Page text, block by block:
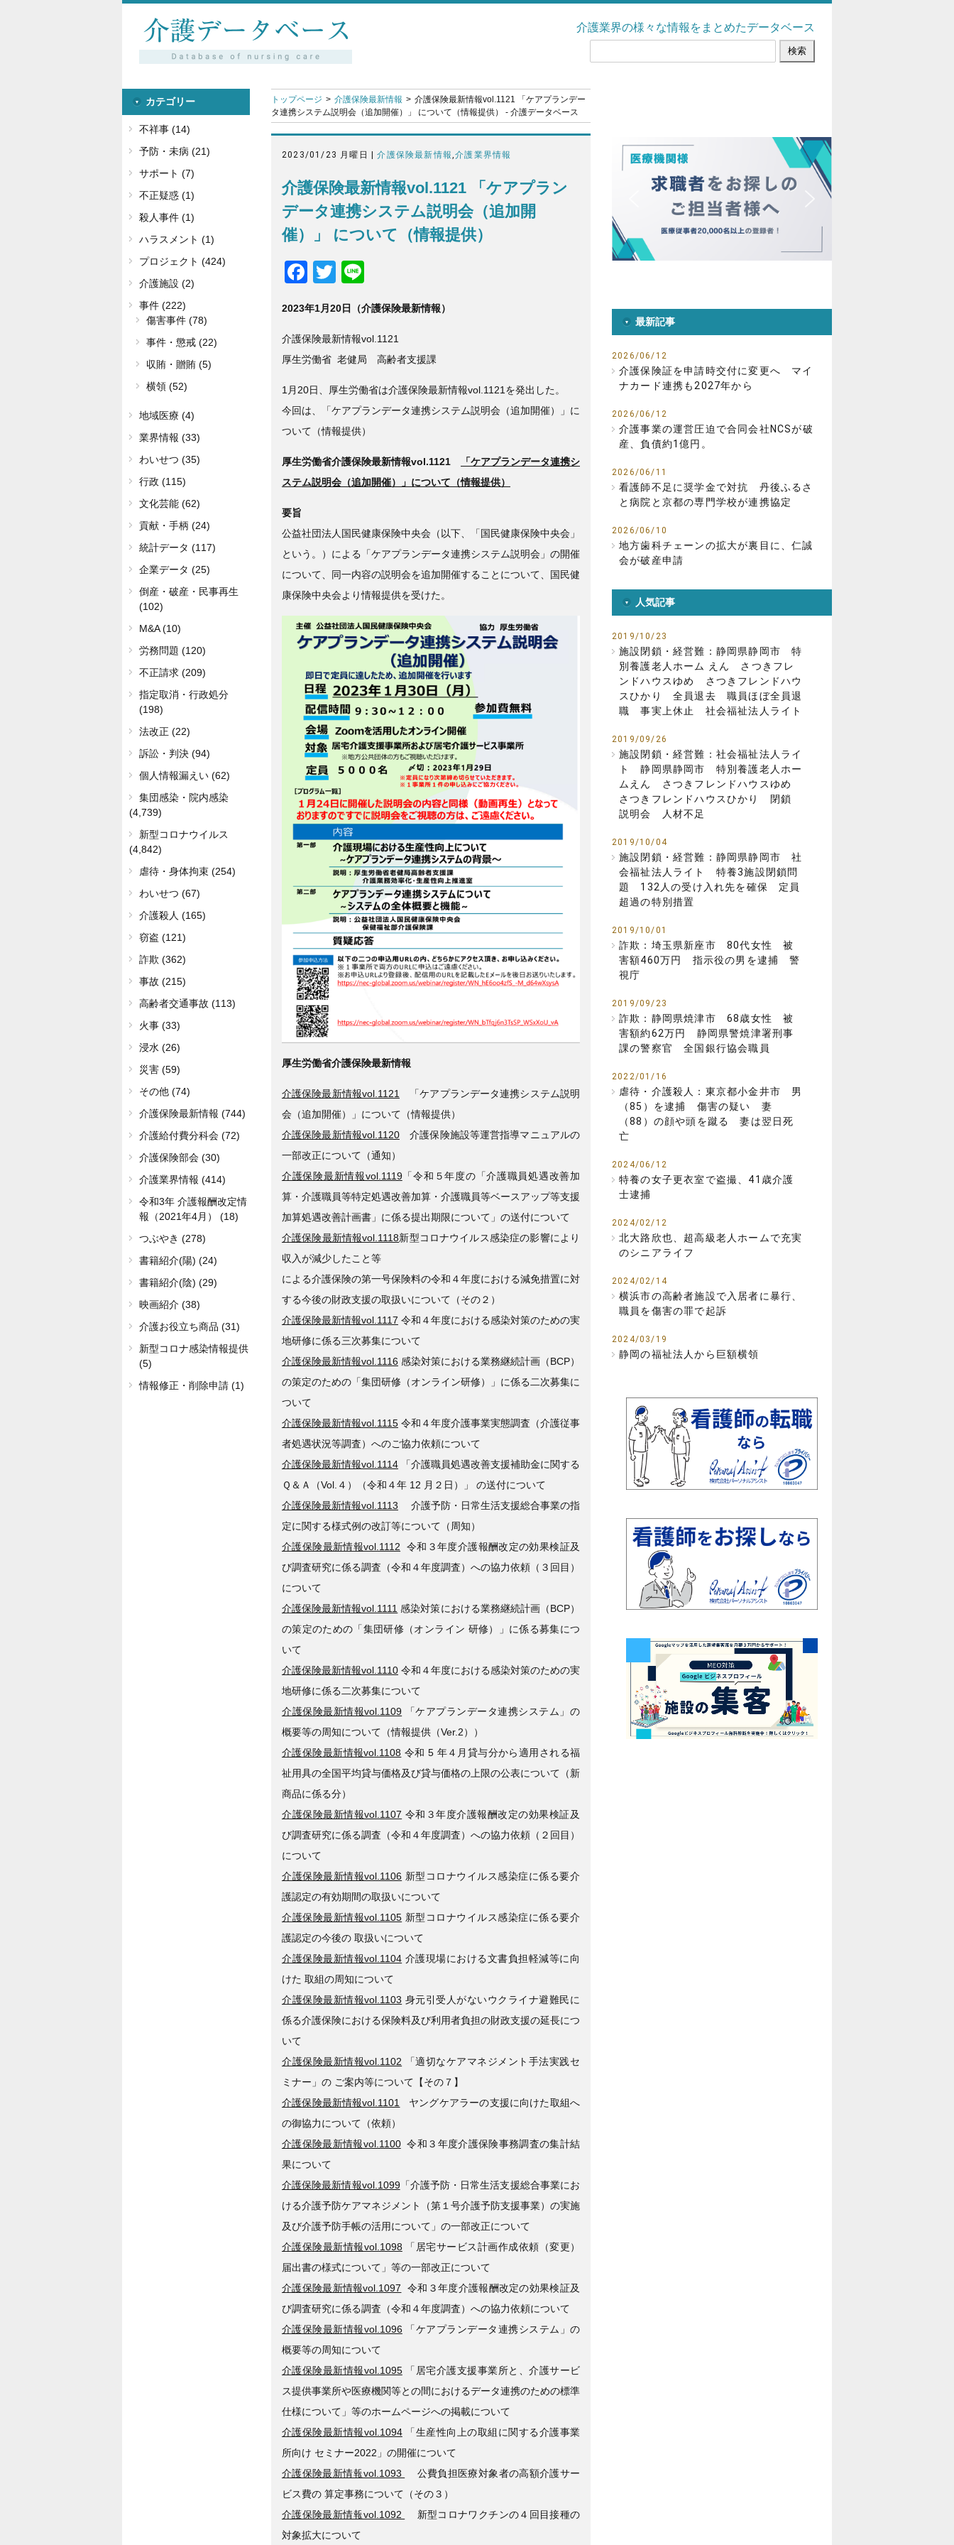
介護業界の様々な情報をまとめたデータベース
トップページ 介護保険最新情報
介護保険最新情報vol.1121 「ケアプランデー
タ連携システム説明会（追加開催）」 について（情報提供） - 介護データベース
2023/01/23 月曜日 |介護保険最新情報,介護業界情報
介護保険最新情報vol.1121 「ケアプラン
データ連携システム説明会（追加開
催）」 について（情報提供）
F
c
e
b
o
o
k
T
tt
er
e
2023年1月20日（介護保険最新情報）
介護保険最新情報vol.1121
厚生労働省 老健局 高齢者支援課
1月20日、厚生労働省は介護保険最新情報vol.1121を発出した。
今回は、「ケアプランデータ連携システム説明会（追加開催）」に
ついて（情報提供）
厚生労働省介護保険最新情報vol.1121
「ケアプランデータ連携シ
ステム説明会（追加開催）」について（情報提供）
要旨
公益社団法人国民健康保険中央会（以下、「国民健康保険中央会」
という。）による「ケアプランデータ連携システム説明会」の開催
について、同一内容の説明会を追加開催することについて、国民健
康保険中央会より情報提供を受けた。
厚生労働省介護保険最新情報
介護保険最新情報vol.1121
「ケアプランデータ連携システム説明
会（追加開催）」について（情報提供）
介護保険最新情報vol.1120介護保険施設等運営指導マニュアルの
一部改正について（通知）
介護保険最新情報vol.1119「令和５年度の「介護職員処遇改善加
算・介護職員等特定処遇改善加算・介護職員等ベースアップ等支援
加算処遇改善計画書」に係る提出期限について」の送付について
介護保険最新情報vol.1118新型コロナウイルス感染症の影響により
収入が減少したこと等
による介護保険の第一号保険料の令和４年度における減免措置に対
する今後の財政支援の取扱いについて（その２）
介護保険最新情報vol.1117 令和４年度における感染対策のための実
地研修に係る三次募集について
介護保険最新情報vol.1116 感染対策における業務継続計画（BCP）
の策定のための「集団研修（オンライン研修）」に係る二次募集に
ついて
介護保険最新情報vol.1115 令和４年度介護事業実態調査（介護従事
者処遇状況等調査）へのご協力依頼について
介護保険最新情報vol.1114 「介護職員処遇改善支援補助金に関する
Ｑ＆Ａ（Vol.４）（令和４年 12 月２日）」 の送付について
介護保険最新情報vol.1113 介護予防・日常生活支援総合事業の指
定に関する様式例の改訂等について（周知）
介護保険最新情報vol.1112 令和３年度介護報酬改定の効果検証及
び調査研究に係る調査（令和４年度調査）への協力依頼（３回目）
について
介護保険最新情報vol.1111 感染対策における業務継続計画（BCP）
の策定のための「集団研修（オンライン 研修）」に係る募集につ
いて
介護保険最新情報vol.1110 令和４年度における感染対策のための実
地研修に係る二次募集について
介護保険最新情報vol.1109 「ケアプランデータ連携システム」の
概要等の周知について（情報提供（Ver.2））
介護保険最新情報vol.1108 令和 5 年４月貸与分から適用される福
祉用具の全国平均貸与価格及び貸与価格の上限の公表について（新
商品に係る分）
介護保険最新情報vol.1107 令和３年度介護報酬改定の効果検証及
び調査研究に係る調査（令和４年度調査）への協力依頼（２回目）
について
介護保険最新情報vol.1106 新型コロナウイルス感染症に係る要介
護認定の有効期間の取扱いについて
介護保険最新情報vol.1105 新型コロナウイルス感染症に係る要介
護認定の今後の 取扱いについて
介護保険最新情報vol.1104 介護現場における文書負担軽減等に向
けた 取組の周知について
介護保険最新情報vol.1103 身元引受人がないウクライナ避難民に
係る介護保険における保険料及び利用者負担の財政支援の延長につ
いて
介護保険最新情報vol.1102 「適切なケアマネジメント手法実践セ
ミナー」の ご案内等について【その７】
介護保険最新情報vol.1101
ヤングケアラーの支援に向けた取組へ
の御協力について（依頼）
介護保険最新情報vol.1100令和３年度介護保険事務調査の集計結
果について
介護保険最新情報vol.1099「介護予防・日常生活支援総合事業にお
ける介護予防ケアマネジメント（第１号介護予防支援事業）の実施
及び介護予防手帳の活用について」の一部改正について
介護保険最新情報vol.1098 「居宅サービス計画作成依頼（変更）
届出書の様式について」等の一部改正について
介護保険最新情報vol.1097 令和３年度介護報酬改定の効果検証及
び調査研究に係る調査（令和４年度調査）への協力依頼について
介護保険最新情報vol.1096 「ケアプランデータ連携システム」の
概要等の周知について
介護保険最新情報vol.1095「居宅介護支援事業所と、介護サービ
ス提供事業所や医療機関等との間におけるデータ連携のための標準
仕様について」等のホームページへの掲載について
介護保険最新情報vol.1094「生産性向上の取組に関する介護事業
所向け セミナー2022」の開催について
介護保険最新情報vol.1093
公費負担医療対象者の高額介護サー
ビス費の 算定事務について（その３）
介護保険最新情報vol.1092
新型コロナワクチンの４回目接種の
対象拡大について
最新記事
2026/06/12
介護保険証を申請時交付に変更へ マイ
ナカード連携も2027年から
2026/06/12
介護事業の運営圧迫で合同会社NCSが破
産、負債約1億円。
2026/06/11
看護師不足に奨学金で対抗 丹後ふるさ
と病院と京都の専門学校が連携協定
2026/06/10
地方歯科チェーンの拡大が裏目に、仁誠
会が破産申請
人気記事
2019/10/23
施設閉鎖・経営難：静岡県静岡市 特
別養護老人ホーム えん さつきフレ
ンドハウスゆめ さつきフレンドハウ
スひかり 全員退去 職員ほぼ全員退
職 事実上休止 社会福祉法人ライト
2019/09/26
施設閉鎖・経営難：社会福祉法人ライ
ト 静岡県静岡市 特別養護老人ホー
ムえん さつきフレンドハウスゆめ
さつきフレンドハウスひかり 閉鎖
説明会 人材不足
2019/10/04
施設閉鎖・経営難：静岡県静岡市 社
会福祉法人ライト 特養3施設閉鎖問
題 132人の受け入れ先を確保 定員
超過の特別措置
2019/10/01
詐欺：埼玉県新座市 80代女性 被
害額460万円 指示役の男を逮捕 警
視庁
2019/09/23
詐欺：静岡県焼津市 68歳女性 被
害額約62万円 静岡県警焼津署刑事
課の警察官 全国銀行協会職員
2022/01/16
虐待・介護殺人：東京都小金井市 男
（85）を逮捕 傷害の疑い 妻
（88）の顔や頭を蹴る 妻は翌日死
亡
2024/06/12
特養の女子更衣室で盗撮、41歳介護
士逮捕
2024/02/12
北大路欣也、超高級老人ホームで充実
のシニアライフ
2024/02/14
横浜市の高齢者施設で入居者に暴行、
職員を傷害の罪で起訴
2024/03/19
静岡の福祉法人から巨額横領
カテゴリー
不祥事 (14)
予防・未病 (21)
サポート (7)
不正疑惑 (1)
殺人事件 (1)
ハラスメント (1)
プロジェクト (424)
介護施設 (2)
事件 (222)
傷害事件 (78)
事件・懲戒 (22)
収賄・贈賄 (5)
横領 (52)
地域医療 (4)
業界情報 (33)
わいせつ (35)
行政 (115)
文化芸能 (62)
貢献・手柄 (24)
統計データ (117)
企業データ (25)
倒産・破産・民事再生
(102)
M&A (10)
労務問題 (120)
不正請求 (209)
指定取消・行政処分
(198)
法改正 (22)
訴訟・判決 (94)
個人情報漏えい (62)
集団感染・院内感染
(4,739)
新型コロナウイルス
(4,842)
虐待・身体拘束 (254)
わいせつ (67)
介護殺人 (165)
窃盗 (121)
詐欺 (362)
事故 (215)
高齢者交通事故 (113)
火事 (33)
浸水 (26)
災害 (59)
その他 (74)
介護保険最新情報 (744)
介護給付費分科会 (72)
介護保険部会 (30)
介護業界情報 (414)
令和3年 介護報酬改定情
報（2021年4月） (18)
つぶやき (278)
書籍紹介(陽) (24)
書籍紹介(陰) (29)
映画紹介 (38)
介護お役立ち商品 (31)
新型コロナ感染情報提供
(5)
情報修正・削除申請 (1)